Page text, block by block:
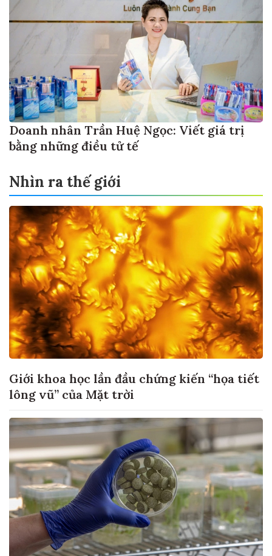
Doanh nhân Trần Huệ Ngọc: Viết giá trị
bằng những điều tử tế
Nhìn ra thế giới
Giới khoa học lần đầu chứng kiến “họa tiết
lông vũ” của Mặt trời